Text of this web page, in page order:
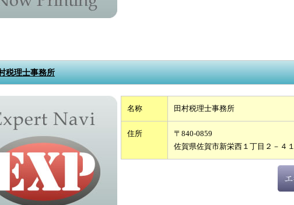
税理士事務所
名称 田村税理士事務所
住所
〒840-0859
佐賀県佐賀市新栄西１丁目２－４１